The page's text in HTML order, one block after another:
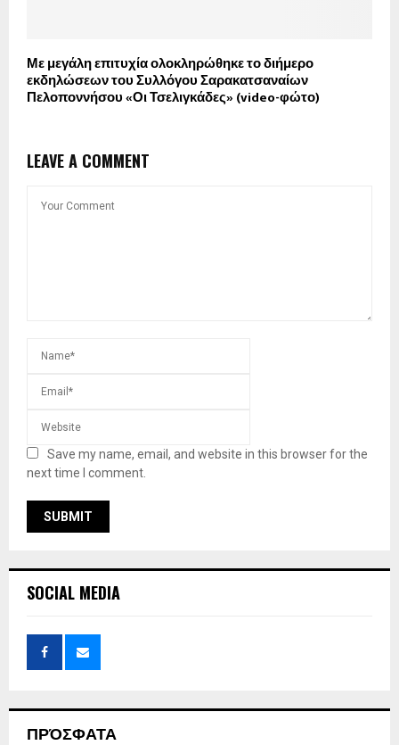
Με μεγάλη επιτυχία ολοκληρώθηκε το διήμερο
εκδηλώσεων του Συλλόγου Σαρακατσαναίων
Πελοποννήσου «Οι Τσελιγκάδες» (video-φώτο)
LEAVE A COMMENT
Save my name, email, and website in this browser for the
next time I comment.
SOCIAL MEDIA
ΠΡΌΣΦΑΤΑ